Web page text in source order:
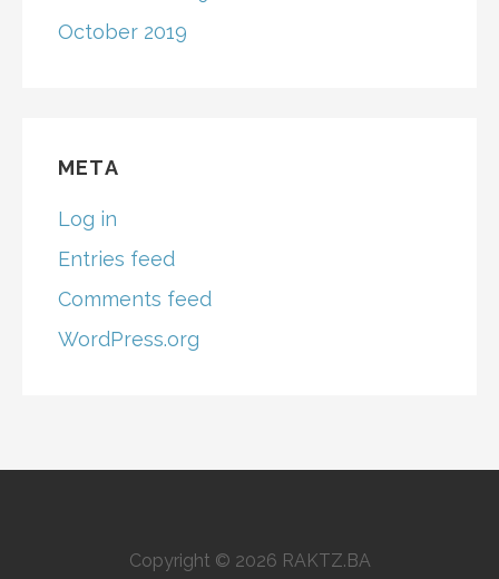
October 2019
META
Log in
Entries feed
Comments feed
WordPress.org
Copyright © 2026 RAKTZ.BA